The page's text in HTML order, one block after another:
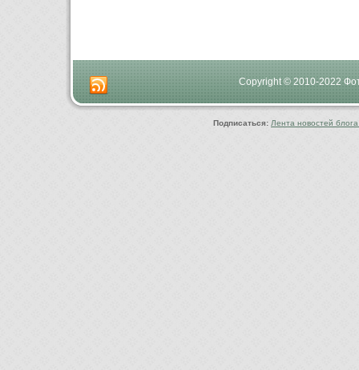
Copyright © 2010-2022
Подписаться: Лента новостей